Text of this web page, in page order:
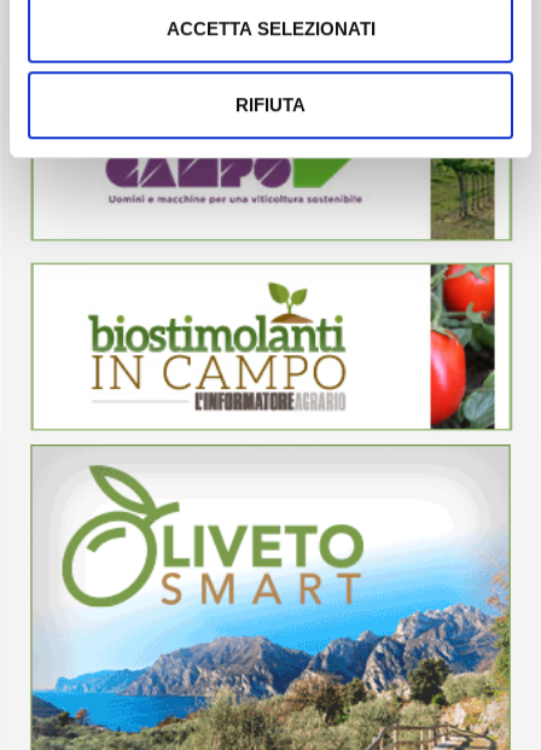
ACCETTA SELEZIONATI
RIFIUTA